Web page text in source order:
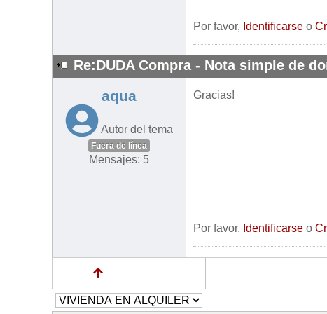
Por favor, Identificarse o
Re:DUDA Compra - Nota simple de
aqua
Autor del tema
Fuera de línea
Mensajes: 5
Gracias!
Por favor, Identificarse o